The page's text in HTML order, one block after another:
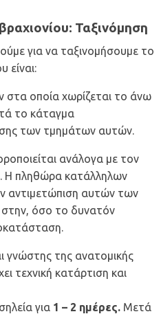
Ταξινόμηση
για να ταξινομήσουμε το
είναι:
οποία χωρίζεται το άνω
το κάταγμα
των τμημάτων αυτών.
ανάλογα με τον
Η πληθώρα κατάλληλων
αντιμετώπιση αυτών των
όσο το δυνατόν
γνώστης της ανατομικής
τεχνική κατάρτιση και
για 1 – 2 ημέρες. Μετά